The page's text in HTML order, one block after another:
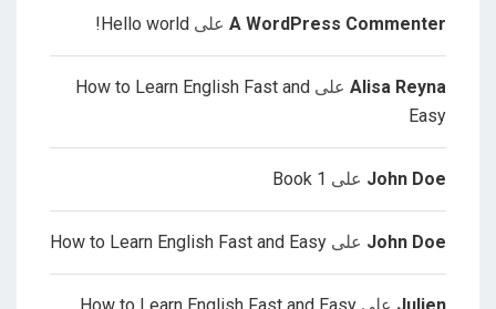
A WordPress Commenter على Hello world!
Alisa Reyna على How to Learn English Fast and
Easy
John Doe على Book 1
John Doe على How to Learn English Fast and Easy